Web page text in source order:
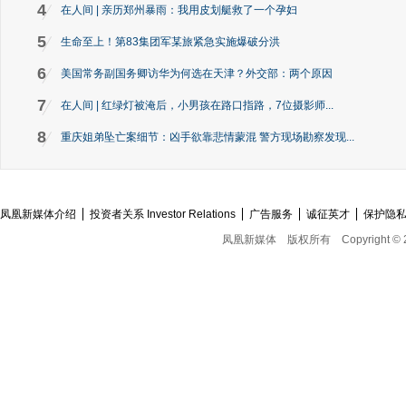
4 在人间 | 亲历郑州暴雨：我用皮划艇救了一个孕妇
5 生命至上！第83集团军某旅紧急实施爆破分洪
6 美国常务副国务卿访华为何选在天津？外交部：两个原因
7 在人间 | 红绿灯被淹后，小男孩在路口指路，7位摄影师...
8 重庆姐弟坠亡案细节：凶手欲靠悲情蒙混 警方现场勘察发现...
凤凰新媒体介绍 投资者关系 Investor Relations 广告服务 诚征英才
保护隐
凤凰新媒体
版权所有 Copyright ©